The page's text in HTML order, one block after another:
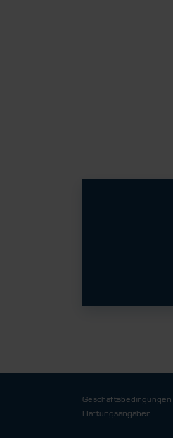
Geschäftsbedingungen
Haftungsangaben